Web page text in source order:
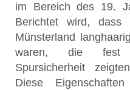
im Bereich des 19.
Berichtet wird,
Münsterland
waren, die fest
Spursicherheit
Diese